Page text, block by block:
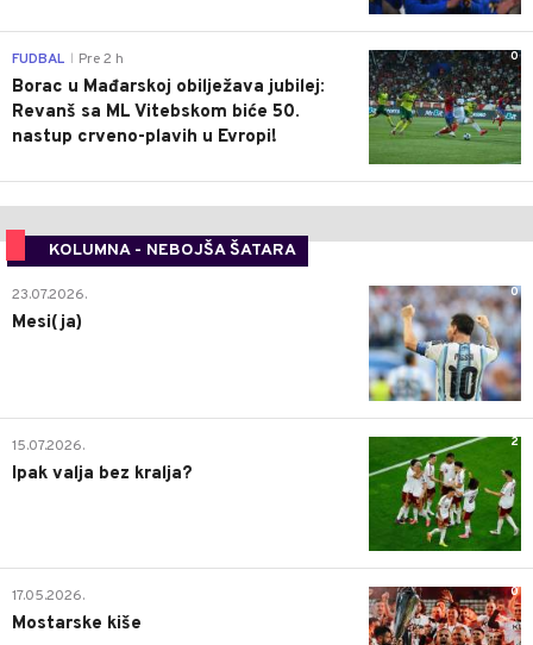
0
FUDBAL Pre 2 h
Borac u Mađarskoj obilježava jubilej:
Revanš sa ML Vitebskom biće 50.
nastup crveno-plavih u Evropi!
KOLUMNA - NEBOJŠA ŠATARA
0
23.07.2026.
Mesi(ja)
2
15.07.2026.
Ipak valja bez kralja?
0
17.05.2026.
Mostarske kiše